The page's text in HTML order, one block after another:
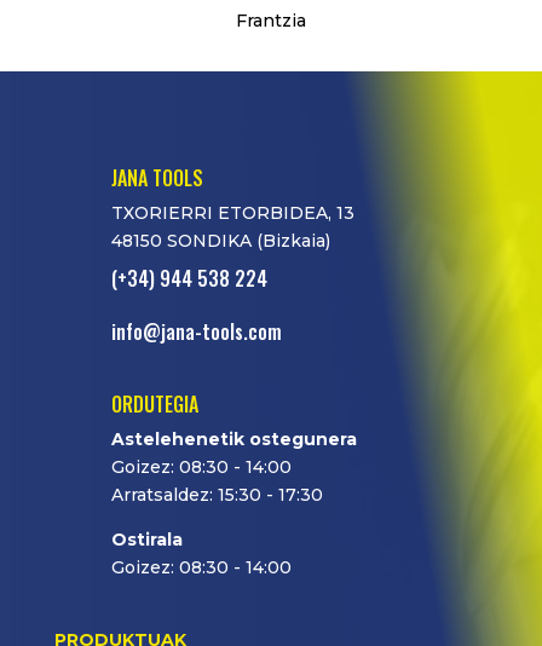
Frantzia
JANA TOOLS
TXORIERRI ETORBIDEA, 13
48150 SONDIKA (Bizkaia)
(+34) 944 538 224
info@jana-tools.com
ORDUTEGIA
Astelehenetik ostegunera
Goizez: 08:30 - 14:00
Arratsaldez: 15:30 - 17:30
Ostirala
Goizez: 08:30 - 14:00
PRODUKTUAK